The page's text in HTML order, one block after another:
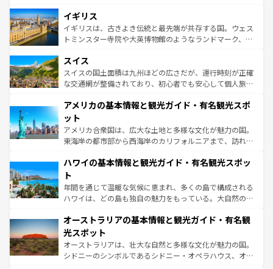
香り高いラベンダー畑など、多彩な楽しみ方が可能だ。さ
らに、パリ以外の地域にも魅力が溢れており、どの街角に
も豊かな歴史と文化が息づいている。パリ以外の個性あふ
を参照してほしい。
顔を持つこの国は、どこを歩いても飽きることがない。ベ
ルリンの文化的活気、バイエルン州のアルプスの絶景、そ
してライン川沿いのワイン畑といった風景は必見。ビール
は、お酒好きな人にはぜひ体験してほしい。 なお、新着の
ドイツ情報はコンテンツ一覧を参照してほしい。
イギリス
イギリスは、古きよき伝統と最先端が共存する国。ウェス
トミンスター寺院や大英博物館のようなランドマーク、歴
リアごとに異なる魅力がある。また、優雅なアフタヌーン
ティー、ビール好きにはたまらない英国パブ、サッカー観
戦など、本場だからこそできる体験も豊富。イギリスを旅
ンツ一覧を参照してほしい。
スイス
スイスの国土面積は九州ほどの広さだが、運行時刻が正確
な交通網が整備されており、初心者でも安心して個人旅行
の建物がそのまま残る町や、スイスならではのユニークな
博物館もあり、アルプス観光だけでなく町歩きも満喫する
ことができる。国民の所得が高いため物価も高いが、旅行
者向けの交通パス提供のサービスもあり、うまく活用すれ
着のスイス情報はコンテンツ一覧を参照してほしい。
アメリカの基本情報と観光ガイド・有名観光スポ
ット
アメリカ合衆国は、広大な土地と多様な文化が魅力の国。
東海岸の都市部から西海岸のカリフォルニアまで、訪れる
のような巨大都市は、観光、ショッピング、エンターテイ
ンメントが詰まった刺激的なスポットだ。一方、アメリカ
西部には大自然が広がり、グランドキャニオンやイエロー
ストーン国立公園といった絶景が堪能できる。さらに、南
文化が魅力。旅行者はアメリカの各地域で異なる魅力を楽
しみながら、その多様性と豊かな歴史を感じることができ
るだろう。車でのロードトリップや列車の旅も、アメリカ
ならではの贅沢な旅のスタイルだ。 なお、新着のアメリカ
情報は コンテンツ一覧 を参照してほしい。
ハワイの基本情報と観光ガイド・有名観光スポッ
ト
年間を通じて温暖な気候に恵まれ、多くの島で構成される
ハワイは、どの島も独自の魅力をもっている。大自然の神
ワイ島は見逃せない。また、定番の観光地といえばオアフ
島だが、静かな自然を求めるならマウイ島やカウアイ島が
おすすめ。エメラルドグリーンに輝く海をはじめ、豊かな
文化や歴史が息づいている。「アロハスピリット」と呼ば
オーストラリアの基本情報と観光ガイド・有名観
光スポット
オーストラリアは、壮大な自然と多様な文化が魅力の国。
シドニーのシンボルであるシドニー・オペラハウス、オー